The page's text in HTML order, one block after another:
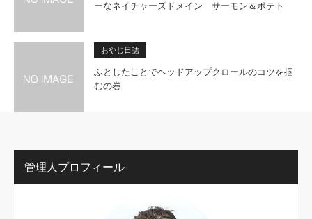
ーなネイチャーズドメイン サーモン＆ポテト
おやじ日誌
ふとしたことでヘッドアップクロールのコツを掴
むの巻
管理人プロフィール